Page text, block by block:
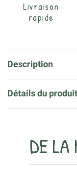
Livraison
rapide
Description
Détails du produit
DE LA